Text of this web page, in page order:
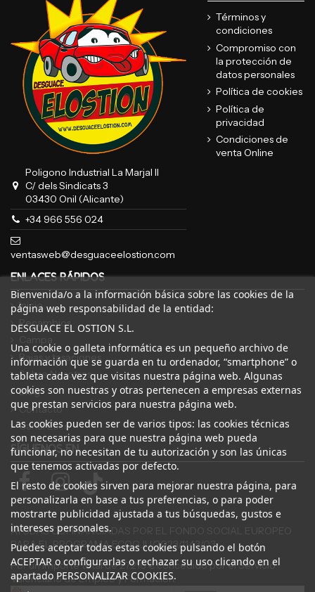
Poligono Industrial La Marjal II
C/ dels Sindicats 3
03430 Onil (Alicante)
+34 966 556 024
ventasweb@desguaceelostion.com
Términos y
condiciones
Compromiso con
la protección de
datos personales
Política de cookies
Política de
privacidad
Condiciones de
venta Online
ENLACES RÁPIDOS
Inicio
Recambios
Bajas y tasaciones
Sobre Nosotros
Blog
Contacto
Canal Ético
Bienvenida/o a la información básica sobre las cookies de la
página web responsabilidad de la entidad:
DESGUACE EL OSTION S.L.
Una cookie o galleta informática es un pequeño archivo de
información que se guarda en tu ordenador, “smartphone” o
tableta cada vez que visitas nuestra página web. Algunas
cookies son nuestras y otras pertenecen a empresas externas
que prestan servicios para nuestra página web.
Las cookies pueden ser de varios tipos: las cookies técnicas
son necesarias para que nuestra página web pueda
funcionar, no necesitan de tu autorización y son las únicas
que tenemos activadas por defecto.
El resto de cookies sirven para mejorar nuestra página, para
personalizarla en base a tus preferencias, o para poder
mostrarte publicidad ajustada a tus búsquedas, gustos e
intereses personales.
Puedes aceptar todas estas cookies pulsando el botón
ACEPTAR o configurarlas o rechazar su uso clicando en el
apartado PERSONALIZAR COOKIES.
SÍGUENOS EN
AYUDAS COFINANCIADAS POR EL FONDO SOCIAL EUROPEO
PARA EL PROGRAMA ECOGJU/2023/1143/03
Por un importe total de 27.216 € concedido por el Servicio
Valenciano de Empleo y Formación.